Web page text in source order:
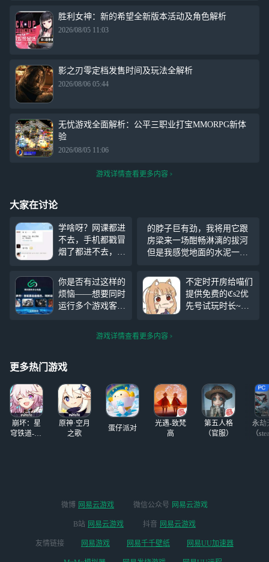
胜利女神：新的希望全新版本活动及角色解析
2026/08/05 11:03
影之刃零定档发售时间及玩法全解析
2026/08/06 05:44
无忧游戏全面解析：公平三职业打宝MMORPG新体
验
2026/08/05 11:06
游戏详情查看更多内容
大家在讨论
学啥呀？网课都进
不去，手机都戳冒
烟了都进不去，网
网课点都点不进
去，我以前上网课
的时候也是进不
去，点都点不了，
的脖子巨有劲，我将用它跟
房梁来一场酣畅淋漓的拔河
但是我感觉地面的水泥一直
下，正好我的脑袋巨有劲
啊，我将用它从19楼撞击1楼
混凝土，看看我俩谁硬！我
还感觉感觉手腕特有劲，我
你是否有过这样的
烦恼——想要同时
运行多个游戏客户
顿掉帧，还得一直
云游戏推出的多开
用一个账号同时开
启多台云电脑，轻
松解决多开场景下
的所有问题。
不定时开房给喵们
提供免费的ℭs2优
先号试玩时长~拥
给下一位喵玩，该
回合赢了就继续
玩，如果这局游戏
游戏详情查看更多内容
更多热门游戏
崩坏：星
穹铁道-4.4
原神·空月
之歌
蛋仔派对
光遇-致梵
高
第五人格
（官服）
永劫
（
微博 网易云游戏 微信公众号 网易云游戏
B站 网易云游戏 抖音 网易云游戏
友情链接 网易游戏 网易千千壁纸 网易UU加速器